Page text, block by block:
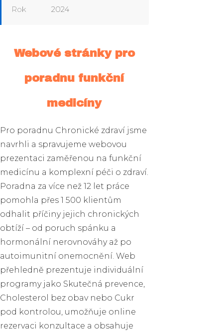
Rok
2024
Webové stránky pro
poradnu funkční
medicíny
Pro poradnu Chronické zdraví jsme
navrhli a spravujeme webovou
prezentaci zaměřenou na funkční
medicínu a komplexní péči o zdraví.
Poradna za více než 12 let práce
pomohla přes 1 500 klientům
odhalit příčiny jejich chronických
obtíží – od poruch spánku a
hormonální nerovnováhy až po
autoimunitní onemocnění. Web
přehledně prezentuje individuální
programy jako Skutečná prevence,
Cholesterol bez obav nebo Cukr
pod kontrolou, umožňuje online
rezervaci konzultace a obsahuje